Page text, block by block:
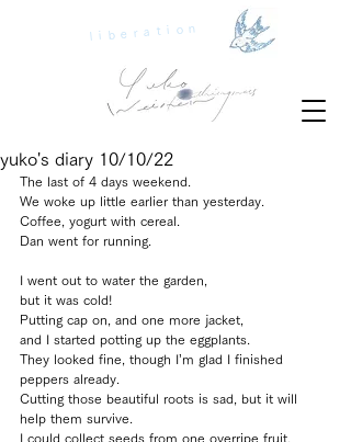
liberation
yuko's diary 10/10/22
The last of 4 days weekend.
We woke up little earlier than yesterday.
Coffee, yogurt with cereal.
Dan went for running.
I went out to water the garden,
but it was cold!
Putting cap on, and one more jacket,
and I started potting up the eggplants.
They looked fine, though I’m glad I finished
peppers already.
Cutting those beautiful roots is sad, but it will
help them survive.
I could collect seeds from one overripe fruit.